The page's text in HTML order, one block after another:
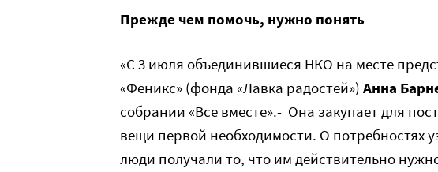
Прежде чем помочь, нужно понять
«С 3 июля объединившиеся НКО на месте
«Феникс» (фонда «Лавка радостей») Анна
собрании «Все вместе».- Она закупает для
вещи первой необходимости. О потребностях
люди получали то, что им действительно